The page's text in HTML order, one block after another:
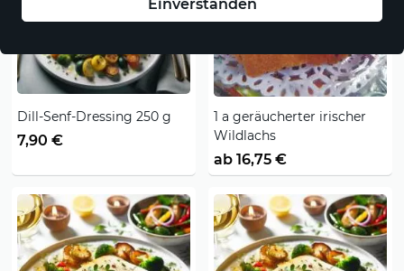
Einverstanden
Dill-Senf-Dressing 250 g
7,90 €
1 a geräucherter irischer
Wildlachs
ab 16,75 €